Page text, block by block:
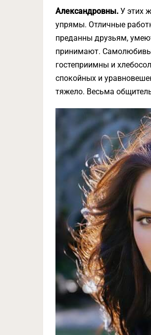
Александровны. У этих
упрямы. Отличные
преданны друзьям,
принимают.
гостеприимны и
спокойных и
тяжело. Весьма